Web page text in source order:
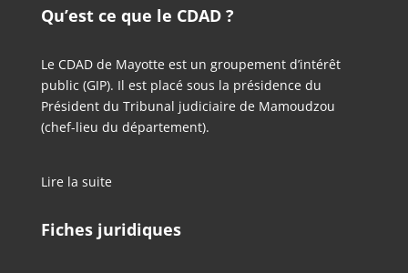
Qu’est ce que le CDAD ?
Le CDAD de Mayotte est un groupement d’intérêt
public (GIP). Il est placé sous la présidence du
Président du Tribunal judiciaire de Mamoudzou
(chef-lieu du département).
Lire la suite
Fiches juridiques